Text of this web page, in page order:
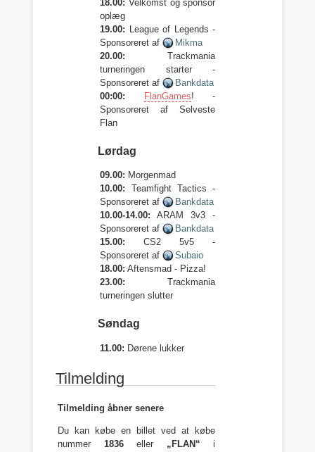
18.00: Velkomst og sponsor
oplæg
19.00: League of Legends -
Sponsoreret af
Mikma
20.00: Trackmania
turneringen starter -
Sponsoreret af
Bankdata
00:00:
FlanGames! -
Sponsoreret af Selveste
Flan
Lørdag
09.00: Morgenmad
10.00: Teamfight Tactics -
Sponsoreret af
Bankdata
10.00-14.00: ARAM 3v3 -
Sponsoreret af
Bankdata
15.00: CS2 5v5 -
Sponsoreret af
Subaio
18.00: Aftensmad - Pizza!
23.00: Trackmania
turneringen slutter
Søndag
11.00: Dørene lukker
Tilmelding
Tilmelding åbner senere
Du kan købe en billet ved at købe
nummer 1836eller „FLAN“ i